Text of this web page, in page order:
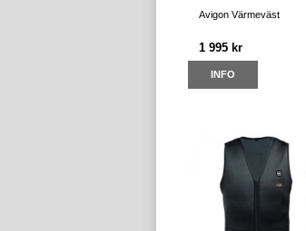
Avigon Värmeväst
1 995 kr
INFO